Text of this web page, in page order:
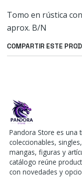
Tomo en rústica
aprox. B/N
COMPARTIR ESTE
Pandora Store es una
coleccionables,
mangas, figuras y
catálogo reúne
con novedades y